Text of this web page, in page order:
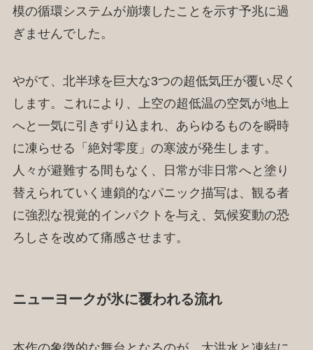
模の循環システムが崩壊したことを示す予兆に過
ぎませんでした。
やがて、北半球を巨大な3つの超低気圧が覆い尽く
します。これにより、上空の超低温の空気が地上
へと一気に引きずり込まれ、あらゆるものを瞬時
に凍らせる「絶対零度」の寒波が発生します。
人々が避難する間もなく、日常が非日常へと塗り
替えられていく連鎖的なパニック描写は、観る者
に強烈な視覚的インパクトを与え、気候変動の恐
ろしさを改めて痛感させます。
ニューヨークが氷に覆われる流れ